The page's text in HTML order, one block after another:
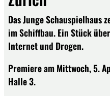
Das Junge Schauspielhaus
im Schiffbau. Ein Stück
Internet und Drogen.
Premiere am Mittwoch, 5.
Halle 3.